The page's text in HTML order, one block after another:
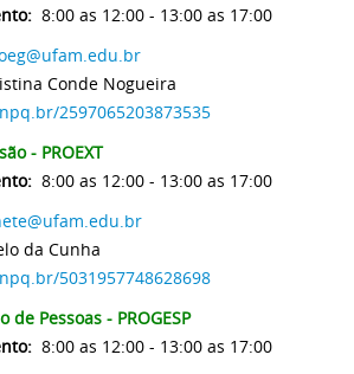
8:00 as 12:00 - 13:00 as 17:00
Conde Nogueira
2597065203873535
- PROEXT
8:00 as 12:00 - 13:00 as 17:00
da Cunha
5031957748628698
Pessoas - PROGESP
8:00 as 12:00 - 13:00 as 17:00